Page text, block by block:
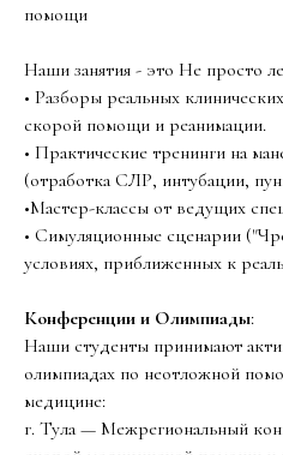
помощи
Наши занятия - это Не просто
⁠• Разборы реальных
скорой помощи и реанимации.
⁠• Практические тренинги на
(отработка СЛР, интубации,
⁠•Мастер-классы от ведущих
⁠• Симуляционные сценарии
условиях, приближенных к
Конференции и Олимпиады:
Наши студенты принимают
олимпиадах по неотложной
медицине:
г. Тула — Межрегиональный